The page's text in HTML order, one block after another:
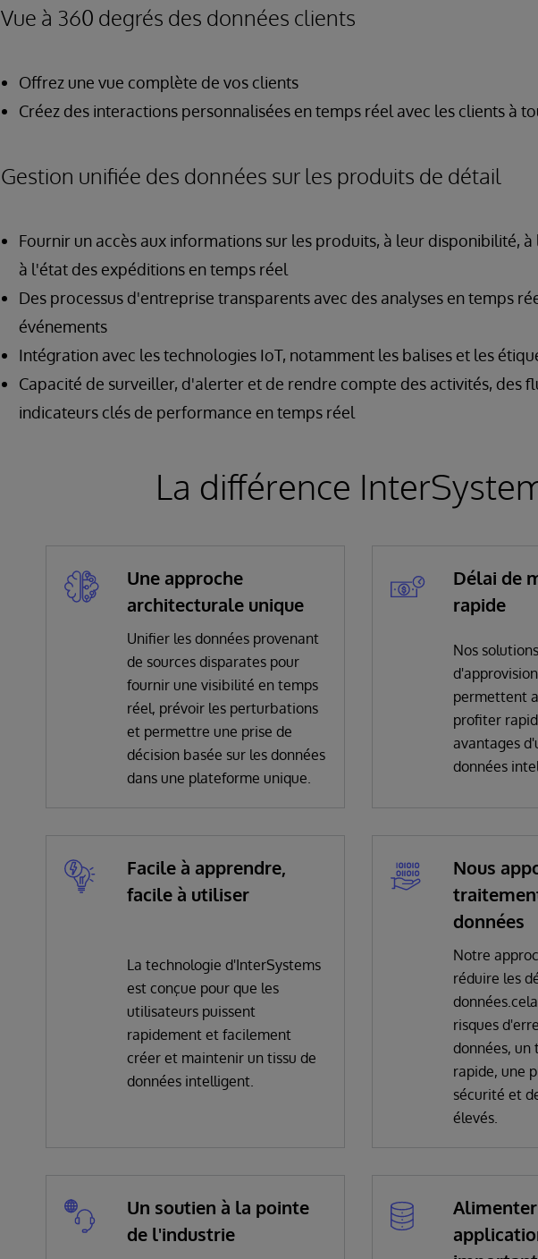
Vue à 360 degrés des données clients
Offrez une vue complète de vos clients
Créez des interactions personnalisées en temps réel avec les clients à
Gestion unifiée des données sur les produits de détail
Fournir un accès aux informations sur les produits, à leur disponibilité,
à l'état des expéditions en temps réel
Des processus d'entreprise transparents avec des analyses en temps
événements
Intégration avec les technologies IoT, notamment les balises et les
Capacité de surveiller, d'alerter et de rendre compte des activités, des
indicateurs clés de performance en temps réel
La différence
Une approche
architecturale unique
Unifier les données provenant
de sources disparates pour
fournir une visibilité en temps
réel, prévoir les perturbations
et permettre une prise de
décision basée sur les données
dans une plateforme unique.
Délai de
rapide
Nos
permettent
profiter
avantages
données
Facile à apprendre,
facile à utiliser
La technologie d'InterSystems
est conçue pour que les
utilisateurs puissent
rapidement et facilement
créer et maintenir un tissu de
données intelligent.
Nous
données
Notre
réduire les
risques
données,
rapide, une
sécurité et
élevés.
Un soutien à la pointe
de l'industrie